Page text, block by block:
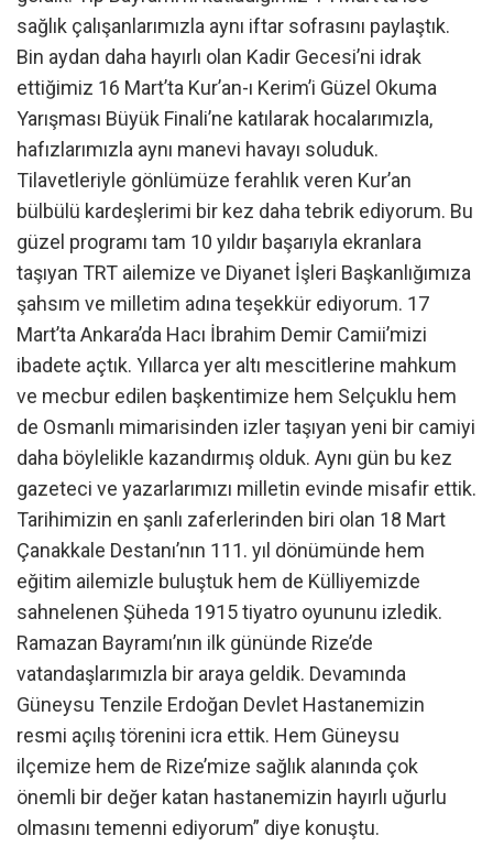
sağlık çalışanlarımızla aynı iftar sofrasını paylaştık.
Bin aydan daha hayırlı olan Kadir Gecesi’ni idrak
ettiğimiz 16 Mart’ta Kur’an-ı Kerim’i Güzel Okuma
Yarışması Büyük Finali’ne katılarak hocalarımızla,
hafızlarımızla aynı manevi havayı soluduk.
Tilavetleriyle gönlümüze ferahlık veren Kur’an
bülbülü kardeşlerimi bir kez daha tebrik ediyorum. Bu
güzel programı tam 10 yıldır başarıyla ekranlara
taşıyan TRT ailemize ve Diyanet İşleri Başkanlığımıza
şahsım ve milletim adına teşekkür ediyorum. 17
Mart’ta Ankara’da Hacı İbrahim Demir Camii’mizi
ibadete açtık. Yıllarca yer altı mescitlerine mahkum
ve mecbur edilen başkentimize hem Selçuklu hem
de Osmanlı mimarisinden izler taşıyan yeni bir camiyi
daha böylelikle kazandırmış olduk. Aynı gün bu kez
gazeteci ve yazarlarımızı milletin evinde misafir ettik.
Tarihimizin en şanlı zaferlerinden biri olan 18 Mart
Çanakkale Destanı’nın 111. yıl dönümünde hem
eğitim ailemizle buluştuk hem de Külliyemizde
sahnelenen Şüheda 1915 tiyatro oyununu izledik.
Ramazan Bayramı’nın ilk gününde Rize’de
vatandaşlarımızla bir araya geldik. Devamında
Güneysu Tenzile Erdoğan Devlet Hastanemizin
resmi açılış törenini icra ettik. Hem Güneysu
ilçemize hem de Rize’mize sağlık alanında çok
önemli bir değer katan hastanemizin hayırlı uğurlu
olmasını temenni ediyorum” diye konuştu.